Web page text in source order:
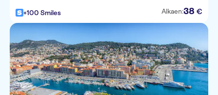
+100 Smiles Alkaen:38 €